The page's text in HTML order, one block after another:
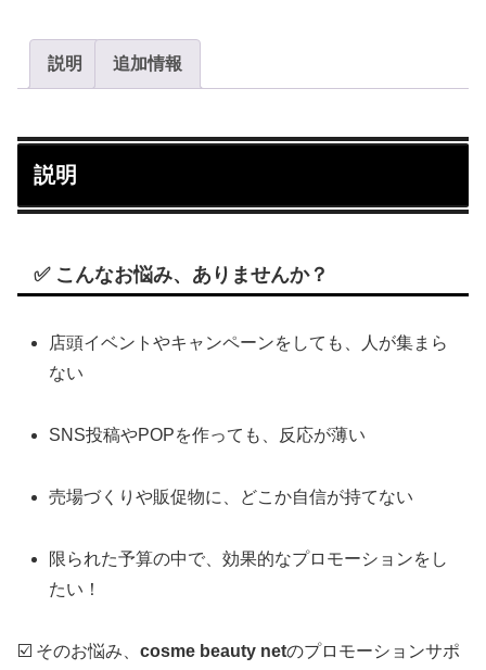
説明 追加情報
説明
✅ こんなお悩み、ありませんか？
店頭イベントやキャンペーンをしても、人が集まら
ない
SNS投稿やPOPを作っても、反応が薄い
売場づくりや販促物に、どこか自信が持てない
限られた予算の中で、効果的なプロモーションをし
たい！
☑️ そのお悩み、 cosme beauty netのプロモーションサポ